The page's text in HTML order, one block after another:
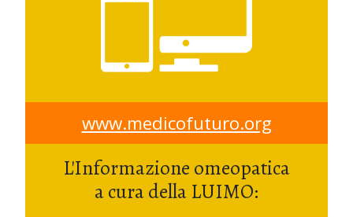
www.medicofuturo.org
L'Informazione omeopatica
a cura della LUIMO: